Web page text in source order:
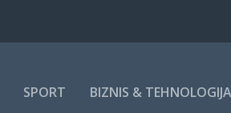
SPORT BIZNIS & TEHNOLOGIJA